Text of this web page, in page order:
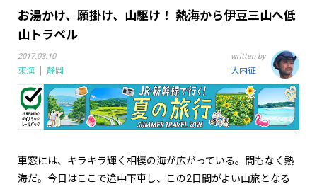
お湯かけ、願掛け、山駆け！ 熱海から伊豆三山へ低
山トラベル
2017.03.10
東海 静岡
written by
大内征
車窓には、キラキラ輝く相模の海が広がっている。間もなく熱
海だ。今日はここで途中下車し、この2日間がよい山旅となる